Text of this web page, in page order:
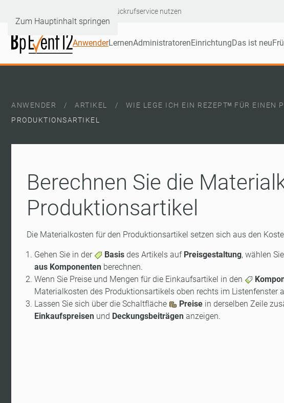
Zum Hauptinhalt springen
Rückrufservice nutzen
AnwenderLernenAdministratorenEinrichtungDas ist neu
ANWENDER ARTIKEL WIE LEGE ICH EIN REZEPTᴹ FÜR EINEN
PRODUKTIONSARTIKEL
Berechnen Sie die
Produktionsartikel
Die Materialkosten für den Produktionsartikel setzen sich aus den
Gehen Sie in der Basis des Artikels auf Preisgestaltung, wählen
aus Komponenten berechnen.
Wenn Sie Preise und Mengen für die Einkaufsartikel in den
Materialkosten des Produktionsartikels oben rechts im Listenfenster
Lassen Sie sich über die Schaltfläche
Preise in derselben Zeile
Einkaufspreisen und Deckungsbeiträgen anzeigen.